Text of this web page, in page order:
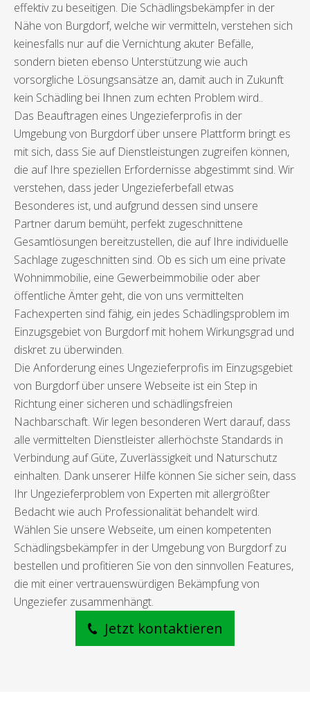
effektiv zu beseitigen. Die Schädlingsbekämpfer in der
Nähe von Burgdorf, welche wir vermitteln, verstehen sich
keinesfalls nur auf die Vernichtung akuter Befälle,
sondern bieten ebenso Unterstützung wie auch
vorsorgliche Lösungsansätze an, damit auch in Zukunft
kein Schädling bei Ihnen zum echten Problem wird..
Das Beauftragen eines Ungezieferprofis in der
Umgebung von Burgdorf über unsere Plattform bringt es
mit sich, dass Sie auf Dienstleistungen zugreifen können,
die auf Ihre speziellen Erfordernisse abgestimmt sind. Wir
verstehen, dass jeder Ungezieferbefall etwas
Besonderes ist, und aufgrund dessen sind unsere
Partner darum bemüht, perfekt zugeschnittene
Gesamtlösungen bereitzustellen, die auf Ihre individuelle
Sachlage zugeschnitten sind. Ob es sich um eine private
Wohnimmobilie, eine Gewerbeimmobilie oder aber
öffentliche Ämter geht, die von uns vermittelten
Fachexperten sind fähig, ein jedes Schädlingsproblem im
Einzugsgebiet von Burgdorf mit hohem Wirkungsgrad und
diskret zu überwinden.
Die Anforderung eines Ungezieferprofis im Einzugsgebiet
von Burgdorf über unsere Webseite ist ein Step in
Richtung einer sicheren und schädlingsfreien
Nachbarschaft. Wir legen besonderen Wert darauf, dass
alle vermittelten Dienstleister allerhöchste Standards in
Verbindung auf Güte, Zuverlässigkeit und Naturschutz
einhalten. Dank unserer Hilfe können Sie sicher sein, dass
Ihr Ungezieferproblem von Experten mit allergrößter
Bedacht wie auch Professionalität behandelt wird.
Wählen Sie unsere Webseite, um einen kompetenten
Schädlingsbekämpfer in der Umgebung von Burgdorf zu
bestellen und profitieren Sie von den sinnvollen Features,
die mit einer vertrauenswürdigen Bekämpfung von
Ungeziefer zusammenhängt.
Jetzt kontaktieren